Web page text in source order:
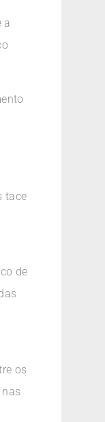
a
tace
de
os